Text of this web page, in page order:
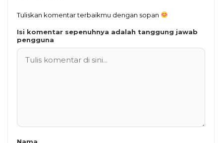
Tuliskan komentar terbaikmu dengan sopan
Isi komentar sepenuhnya adalah tanggung jawab
pengguna
Nama